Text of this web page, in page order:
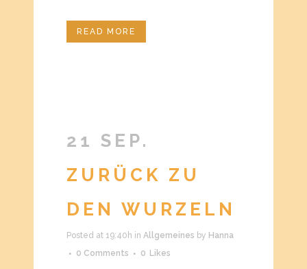
READ MORE
21 SEP.
ZURÜCK ZU
DEN WURZELN
Posted at 19:40h in Allgemeines by Hanna
0 Comments
0 Likes